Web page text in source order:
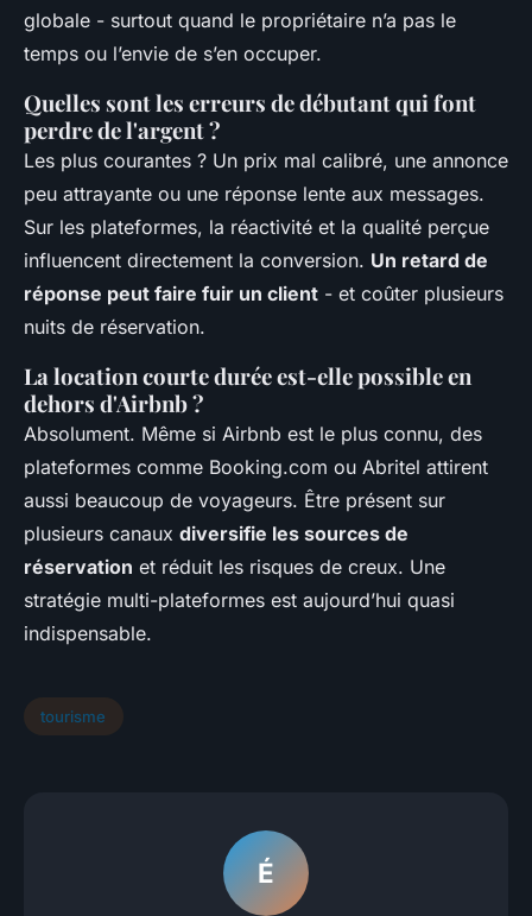
globale - surtout quand le propriétaire n’a pas le
temps ou l’envie de s’en occuper.
Quelles sont les erreurs de débutant qui font
perdre de l'argent ?
Les plus courantes ? Un prix mal calibré, une annonce
peu attrayante ou une réponse lente aux messages.
Sur les plateformes, la réactivité et la qualité perçue
influencent directement la conversion. Un retard de
réponse peut faire fuir un client - et coûter plusieurs
nuits de réservation.
La location courte durée est-elle possible en
dehors d'Airbnb ?
Absolument. Même si Airbnb est le plus connu, des
plateformes comme Booking.com ou Abritel attirent
aussi beaucoup de voyageurs. Être présent sur
plusieurs canaux diversifie les sources de
réservation et réduit les risques de creux. Une
stratégie multi-plateformes est aujourd’hui quasi
indispensable.
tourisme
É